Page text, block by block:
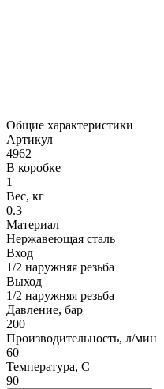
Общие характеристики
Артикул
4962
В коробке
1
Вес, кг
0.3
Материал
Нержавеющая сталь
Вход
1/2 наружняя резьба
Выход
1/2 наружняя резьба
Давление, бар
200
Производительность, л/мин
60
Температура, C
90